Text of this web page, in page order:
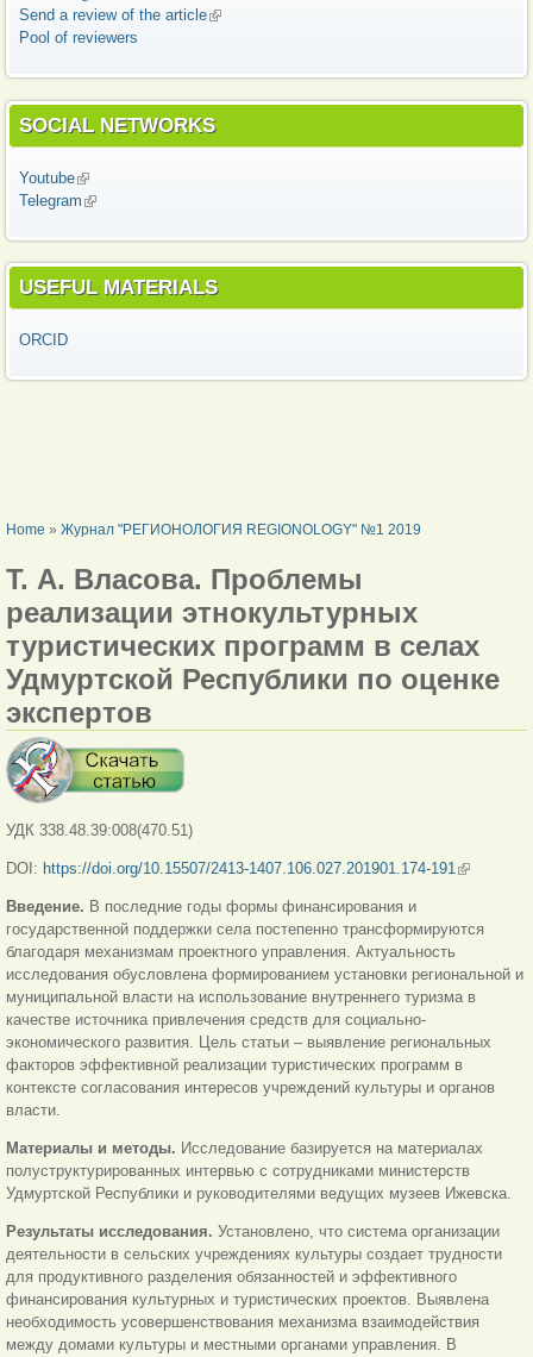
Send a review of the article(link is external)
Pool of reviewers
SOCIAL NETWORKS
Youtube(link is external)
Telegram (link is external)
USEFUL MATERIALS
ORCID
YOU ARE HERE
Home » Журнал "РЕГИОНОЛОГИЯ REGIONOLOGY" №1 2019
Т. А. Власова. Проблемы
реализации этнокультурных
туристических программ в селах
Удмуртской Республики по оценке
экспертов
УДК 338.48.39:008(470.51)
DOI: https://doi.org/10.15507/2413-1407.106.027.201901.174-191(link is
Введение. В последние годы формы финансирования и
государственной поддержки села постепенно трансформируются
благодаря механизмам проектного управления. Актуальность
исследования обусловлена формированием установки региональной и
муниципальной власти на использование внутреннего туризма в
качестве источника привлечения средств для социально-
экономического развития. Цель статьи – выявление региональных
факторов эффективной реализации туристических программ в
контексте согласования интересов учреждений культуры и органов
власти.
Материалы и методы. Исследование базируется на материалах
полуструктурированных интервью с сотрудниками министерств
Удмуртской Республики и руководителями ведущих музеев Ижевска.
Результаты исследования. Установлено, что система организации
деятельности в сельских учреждениях культуры создает трудности
для продуктивного разделения обязанностей и эффективного
финансирования культурных и тури­стических проектов. Выявлена
необходимость усовершенствования механизма взаимодействия
между домами культуры и местными органами управления. В